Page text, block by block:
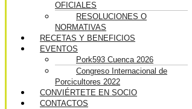
OFICIALES
RESOLUCIONES O
NORMATIVAS
RECETAS Y BENEFICIOS
EVENTOS
Pork593 Cuenca 2026
Congreso Internacional de
Porcicultores 2022
CONVIÉRTETE EN SOCIO
CONTACTOS